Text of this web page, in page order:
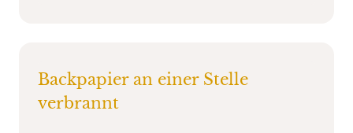
Backpapier an einer Stelle
verbrannt